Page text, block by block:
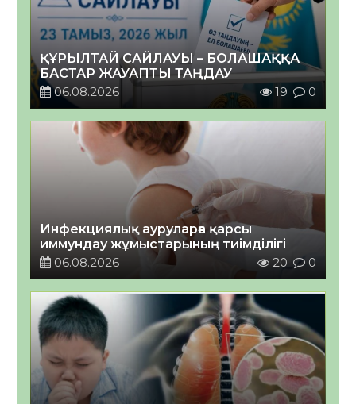
ҚҰРЫЛТАЙ САЙЛАУЫ – БОЛАШАҚҚА
БАСТАР ЖАУАПТЫ ТАҢДАУ
06.08.2026
19 0
Инфекциялық ауруларға қарсы
иммундау жұмыстарының тиімділігі
06.08.2026
20 0